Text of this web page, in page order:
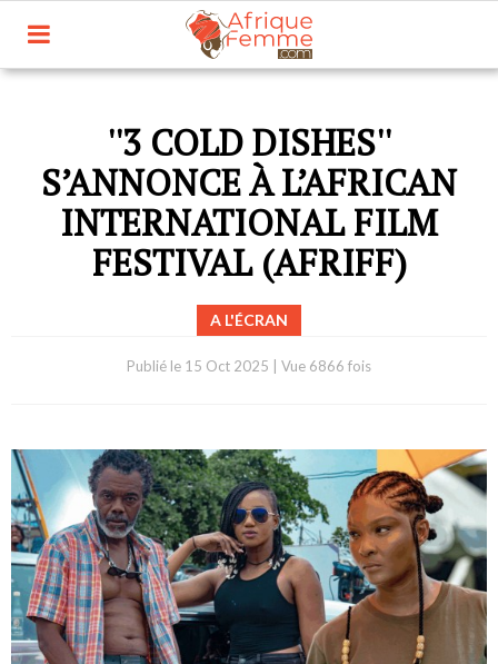
''3 COLD DISHES''
S’ANNONCE À L’AFRICAN
INTERNATIONAL FILM
FESTIVAL (AFRIFF)
A L'ÉCRAN
Publié le 15 Oct 2025 Vue 6866 fois